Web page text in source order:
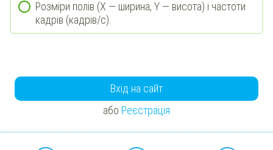
Розміри полів (X — ширина, Y — висота) і частоти
кадрів (кадрів/с).
Вхід на сайт
або Реєстрація